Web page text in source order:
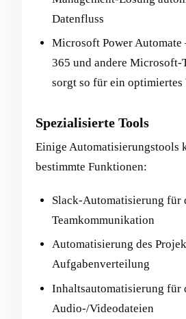
Datenfluss
Microsoft Power
365 und andere
sorgt so für ein
Spezialisierte Tools
Einige Automatisierungstools
bestimmte Funktionen:
Slack-Automatisierung für
Teamkommunikation
Automatisierung des
Aufgabenverteilung
Inhaltsautomatisierung für
Audio-/Videodateien